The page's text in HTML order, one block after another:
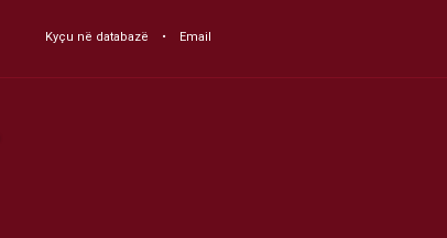
Kyçu në databazë Email